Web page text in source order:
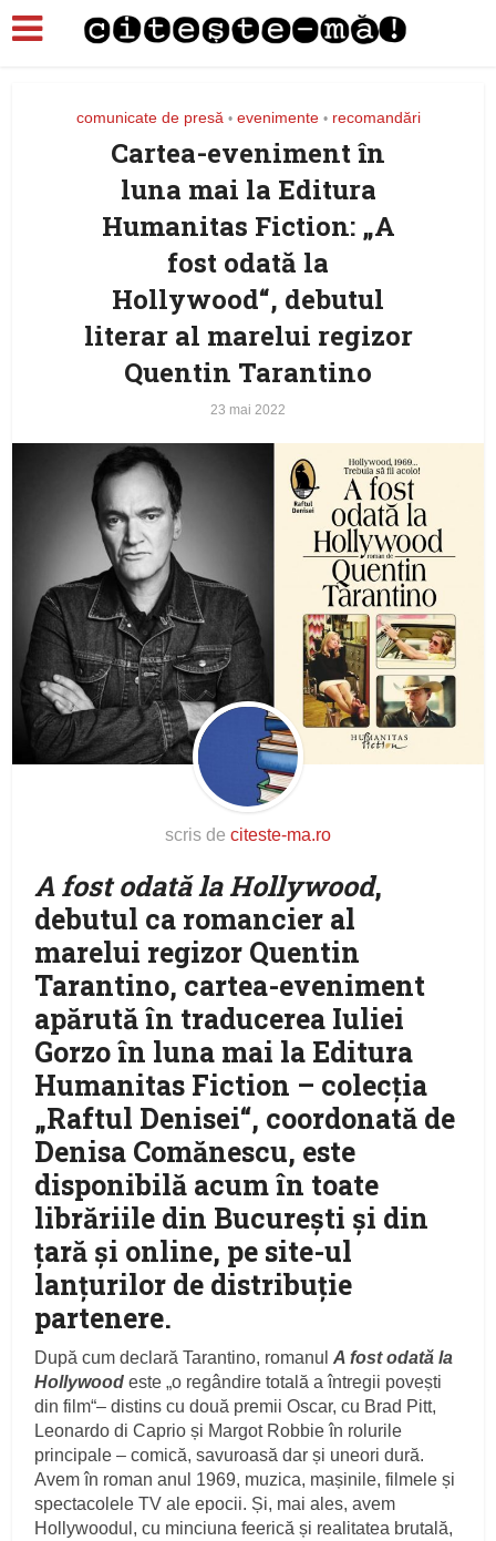
comunicate de presă • evenimente • recomandări
Cartea-eveniment în
luna mai la Editura
Humanitas Fiction: „A
fost odată la
Hollywood“, debutul
literar al marelui regizor
Quentin Tarantino
23 mai 2022
scris de citeste-ma.ro
A fost odată la Hollywood,
debutul ca romancier al
marelui regizor Quentin
Tarantino, cartea-eveniment
apărută în traducerea Iuliei
Gorzo în luna mai la Editura
Humanitas Fiction – colecția
„Raftul Denisei“, coordonată de
Denisa Comănescu, este
disponibilă acum în toate
librăriile din București și din
țară și online, pe site-ul
lanțurilor de distribuție
partenere.
După cum declară Tarantino, romanulA fost odată la
Hollywood este „o regândire totală a întregii povești
din film“– distins cu două premii Oscar, cu Brad Pitt,
Leonardo di Caprio și Margot Robbie în rolurile
principale – comică, savuroasă dar și uneori dură.
Avem în roman anul 1969, muzica, mașinile, filmele și
spectacolele TV ale epocii. Și, mai ales, avem
Hollywoodul, cu minciuna feerică și realitatea brutală,